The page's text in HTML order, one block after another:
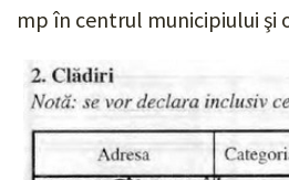
mp în centrul municipiului şi